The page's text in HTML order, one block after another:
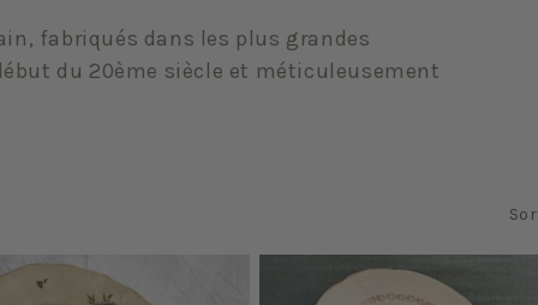
fabriqués dans les plus grandes
du 20ème siècle et méticuleusement